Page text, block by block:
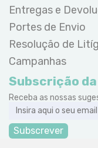
Entregas e
Portes de Envio
Resolução de
Campanhas
Subscrição
Receba as nossas
Subscrever